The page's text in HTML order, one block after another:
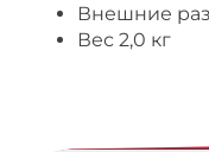
Внешние
Вес 2,0 кг